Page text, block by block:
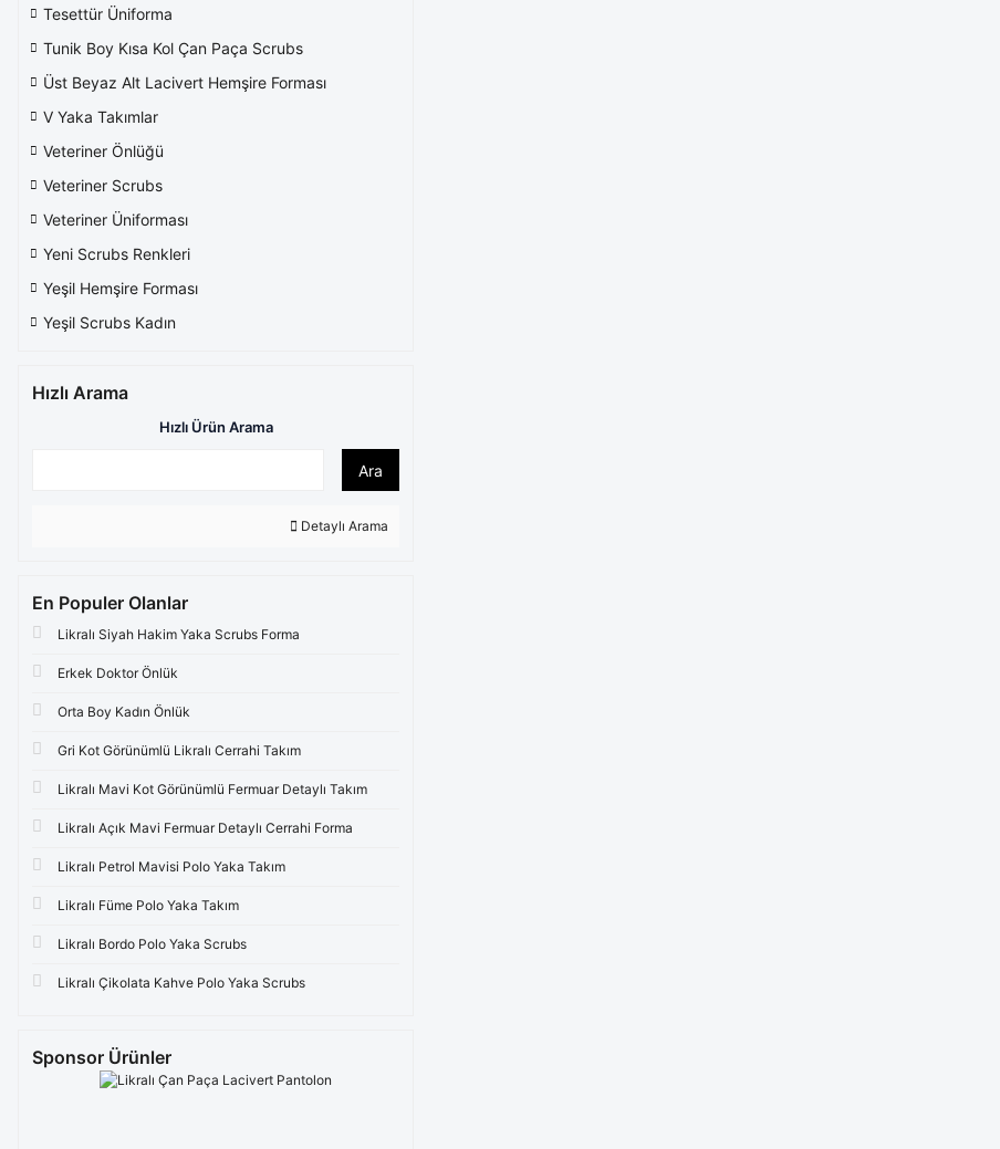
Tesettür Üniforma
Tunik Boy Kısa Kol Çan Paça Scrubs
Üst Beyaz Alt Lacivert Hemşire Forması
V Yaka Takımlar
Veteriner Önlüğü
Veteriner Scrubs
Veteriner Üniforması
Yeni Scrubs Renkleri
Yeşil Hemşire Forması
Yeşil Scrubs Kadın
Hızlı Arama
Hızlı Ürün Arama
Ara
Detaylı Arama
En Populer Olanlar
Likralı Siyah Hakim Yaka Scrubs Forma
Erkek Doktor Önlük
Orta Boy Kadın Önlük
Gri Kot Görünümlü Likralı Cerrahi Takım
Likralı Mavi Kot Görünümlü Fermuar Detaylı Takım
Likralı Açık Mavi Fermuar Detaylı Cerrahi Forma
Likralı Petrol Mavisi Polo Yaka Takım
Likralı Füme Polo Yaka Takım
Likralı Bordo Polo Yaka Scrubs
Likralı Çikolata Kahve Polo Yaka Scrubs
Sponsor Ürünler